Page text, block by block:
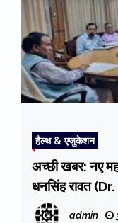
हैल्थ & एजुकेशन
अच्छी खबर: नए
धनसिंह रावत
admin